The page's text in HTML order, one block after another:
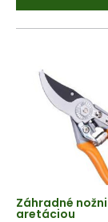
Záhradné
aretáciou